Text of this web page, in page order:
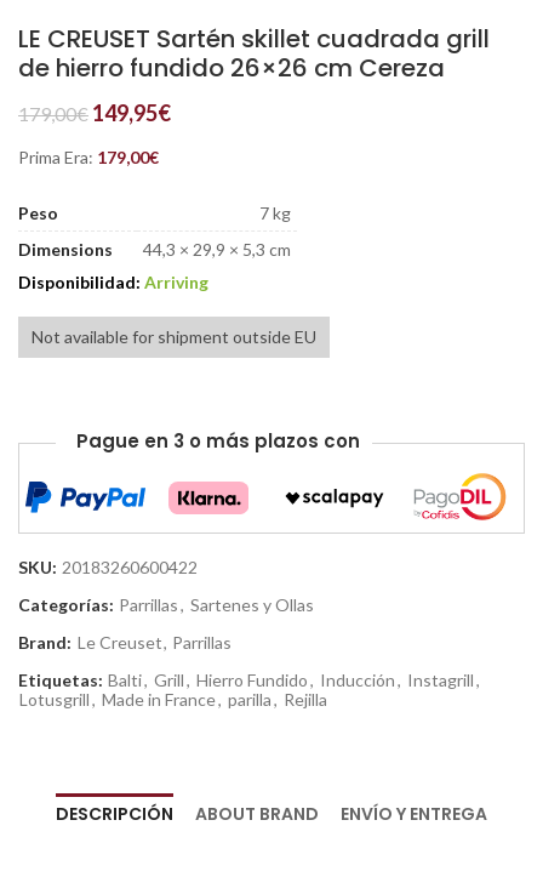
LE CREUSET Sartén skillet cuadrada grill
de hierro fundido 26×26 cm Cereza
179,00€ 149,95€
Prima Era: 179,00€
Peso
7 kg
Dimensions
44,3 × 29,9 × 5,3 cm
Disponibilidad: Arriving
Not available for shipment outside EU
Pague en 3 o más plazos con
SKU: 20183260600422
Categorías: Parrillas, Sartenes y Ollas
Brand: Le Creuset, Parrillas
Etiquetas: Balti, Grill, Hierro Fundido, Inducción, Instagrill,
Lotusgrill, Made in France, parilla, Rejilla
DESCRIPCIÓN ABOUT BRAND ENVÍO Y ENTREGA